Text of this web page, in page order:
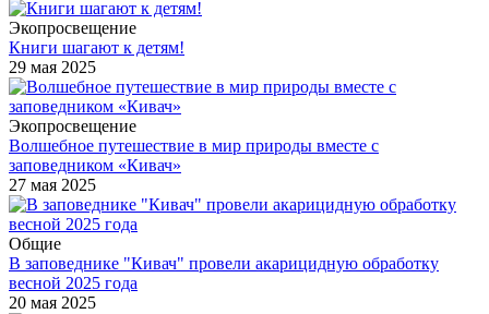
Экопросвещение
Книги шагают к детям!
29 мая 2025
Экопросвещение
Волшебное путешествие в мир природы вместе с
заповедником «Кивач»
27 мая 2025
Общие
В заповеднике "Кивач" провели акарицидную обработку
весной 2025 года
20 мая 2025